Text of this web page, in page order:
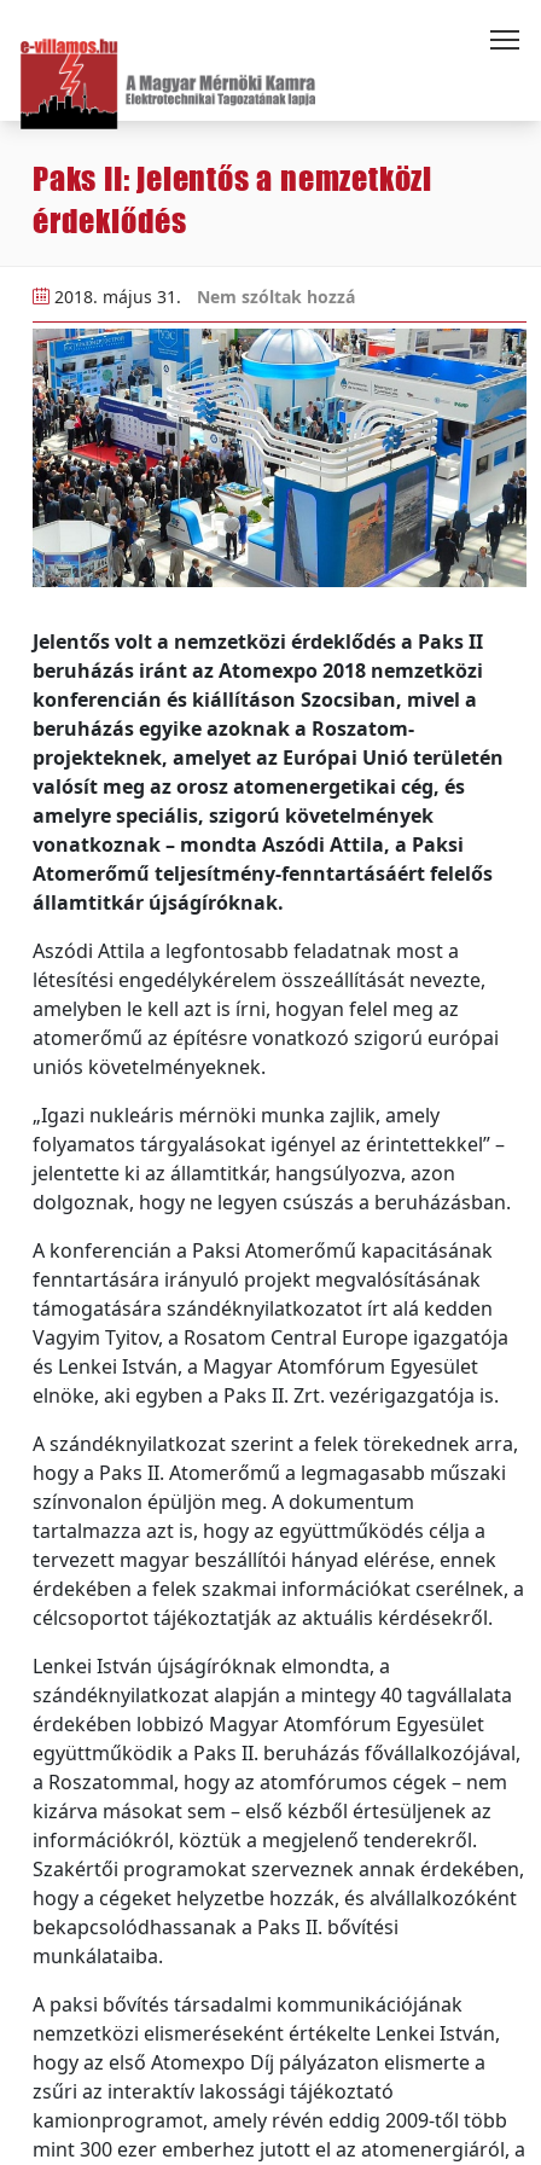
Paks II: jelentős a nemzetközi
érdeklődés
2018. május 31. Nem szóltak hozzá
Jelentős volt a nemzetközi érdeklődés a Paks II
beruházás iránt az Atomexpo 2018 nemzetközi
konferencián és kiállításon Szocsiban, mivel a
beruházás egyike azoknak a Roszatom-
projekteknek, amelyet az Európai Unió területén
valósít meg az orosz atomenergetikai cég, és
amelyre speciális, szigorú követelmények
vonatkoznak – mondta Aszódi Attila, a Paksi
Atomerőmű teljesítmény-fenntartásáért felelős
államtitkár újságíróknak.
Aszódi Attila a legfontosabb feladatnak most a
létesítési engedélykérelem összeállítását nevezte,
amelyben le kell azt is írni, hogyan felel meg az
atomerőmű az építésre vonatkozó szigorú európai
uniós követelményeknek.
„Igazi nukleáris mérnöki munka zajlik, amely
folyamatos tárgyalásokat igényel az érintettekkel” –
jelentette ki az államtitkár, hangsúlyozva, azon
dolgoznak, hogy ne legyen csúszás a beruházásban.
A konferencián a Paksi Atomerőmű kapacitásának
fenntartására irányuló projekt megvalósításának
támogatására szándéknyilatkozatot írt alá kedden
Vagyim Tyitov, a Rosatom Central Europe igazgatója
és Lenkei István, a Magyar Atomfórum Egyesület
elnöke, aki egyben a Paks II. Zrt. vezérigazgatója is.
A szándéknyilatkozat szerint a felek törekednek arra,
hogy a Paks II. Atomerőmű a legmagasabb műszaki
színvonalon épüljön meg. A dokumentum
tartalmazza azt is, hogy az együttműködés célja a
tervezett magyar beszállítói hányad elérése, ennek
érdekében a felek szakmai információkat cserélnek, a
célcsoportot tájékoztatják az aktuális kérdésekről.
Lenkei István újságíróknak elmondta, a
szándéknyilatkozat alapján a mintegy 40 tagvállalata
érdekében lobbizó Magyar Atomfórum Egyesület
együttműködik a Paks II. beruházás fővállalkozójával,
a Roszatommal, hogy az atomfórumos cégek – nem
kizárva másokat sem – első kézből értesüljenek az
információkról, köztük a megjelenő tenderekről.
Szakértői programokat szerveznek annak érdekében,
hogy a cégeket helyzetbe hozzák, és alvállalkozóként
bekapcsolódhassanak a Paks II. bővítési
munkálataiba.
A paksi bővítés társadalmi kommunikációjának
nemzetközi elismeréseként értékelte Lenkei István,
hogy az első Atomexpo Díj pályázaton elismerte a
zsűri az interaktív lakossági tájékoztató
kamionprogramot, amely révén eddig 2009-től több
mint 300 ezer emberhez jutott el az atomenergiáról, a